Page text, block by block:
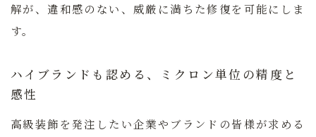
解が、違和感のない、威厳に満ちた修復を可能にしま
す。
ハイブランドも認める、ミクロン単位の精度と
感性
高級装飾を発注したい企業やブランドの皆様が求める